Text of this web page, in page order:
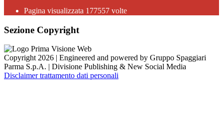
Pagina visualizzata 177557 volte
Sezione Copyright
Copyright 2026 | Engineered and powered by Gruppo Spaggiari
Parma S.p.A. | Divisione Publishing & New Social Media
Disclaimer trattamento dati personali